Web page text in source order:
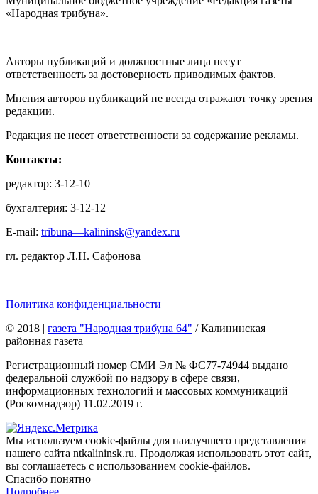
«Народная трибуна».
Авторы публикаций и должностные лица несут
ответственность за достоверность приводимых фактов.
Мнения авторов публикаций не всегда отражают точку зрения
редакции.
Редакция не несет ответственности за содержание рекламы.
Контакты:
редактор: 3-12-10
бухгалтерия: 3-12-12
E-mail: tribuna—kalininsk@yandex.ru
гл. редактор Л.Н. Сафонова
Политика конфиденциальности
© 2018 | газета "Народная трибуна 64" / Калининская
районная газета
Регистрационный номер СМИ Эл № ФС77-74944 выдано
федеральной службой по надзору в сфере связи,
информационных технологий и массовых коммуникаций
(Роскомнадзор) 11.02.2019 г.
Мы используем cookie-файлы для наилучшего представления
нашего сайта ntkalininsk.ru. Продолжая использовать этот сайт,
вы соглашаетесь с использованием cookie-файлов.
Спасибо понятно
Подробнее…